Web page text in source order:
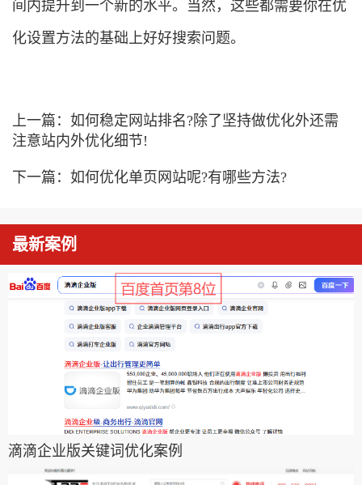
间内提升到一个新的水平。当然，这些都需要你在优
化设置方法的基础上好好搜索问题。
上一篇： 如何稳定网站排名?除了坚持做优化外还需
注意站内外优化细节!
下一篇： 如何优化单页网站呢?有哪些方法?
最新案例
滴滴企业版关键词优化案例